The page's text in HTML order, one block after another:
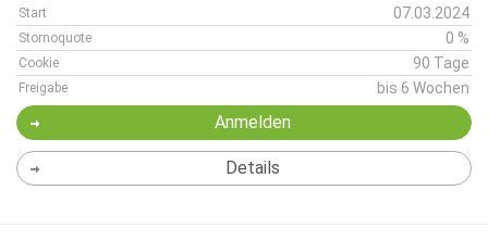
Start 07.03.2024
Stornoquote 0 %
Cookie 90 Tage
Freigabe bis 6 Wochen
Anmelden
Details